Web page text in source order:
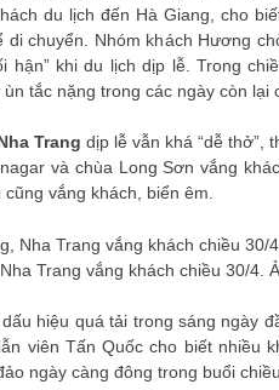
du lịch đến Hà Giang, cho
di chuyển. Nhóm khách Hương
hận” khi du lịch dịp lễ. Trong
tắc nặng trong các ngày còn lại
Trang dịp lễ vẫn khá “dễ thở”,
và chùa Long Sơn vắng
vắng khách, biển êm.
Trang vắng khách chiều 30/4.
hiệu quá tải trong sáng ngày
viên Tấn Quốc cho biết nhiều
ngày càng đông trong buổi